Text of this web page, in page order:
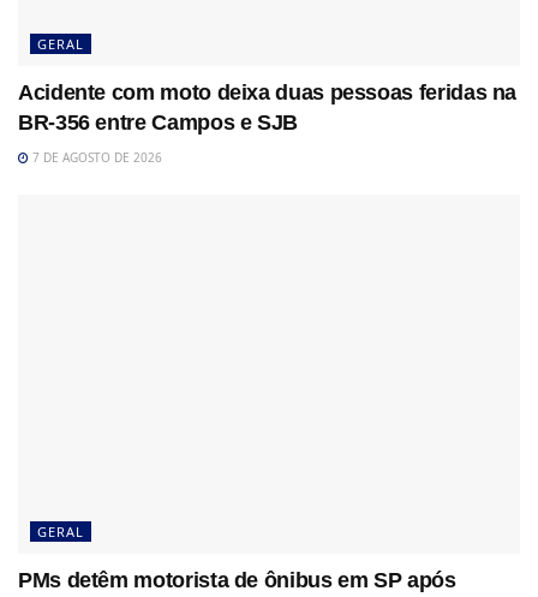
GERAL
Acidente com moto deixa duas pessoas feridas na
BR-356 entre Campos e SJB
7 DE AGOSTO DE 2026
GERAL
PMs detêm motorista de ônibus em SP após